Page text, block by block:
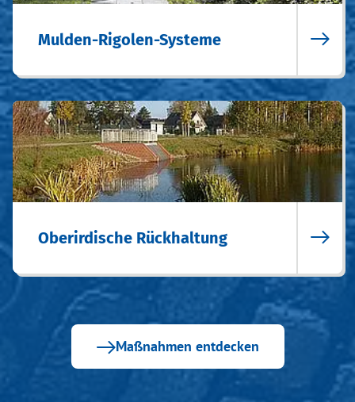
Mulden-Rigolen-Systeme
Oberirdische Rückhaltung
Maßnahmen entdecken